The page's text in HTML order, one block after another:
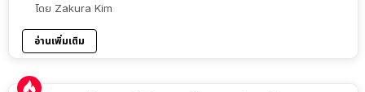
โดย Zakura Kim
อ่านเพิ่มเติม